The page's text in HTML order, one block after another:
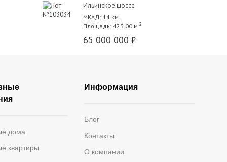
Ильинское шоссе
МКАД: 14 км.
Площадь: 423.00 м 2
65 000 000 ₽
дома
квартиры
Информация
Блог
Контакты
О компании